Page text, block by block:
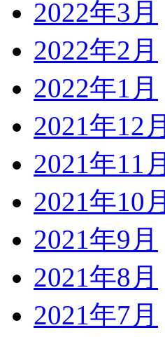
2022年3月
2022年2月
2022年1月
2021年12月
2021年11月
2021年10月
2021年9月
2021年8月
2021年7月